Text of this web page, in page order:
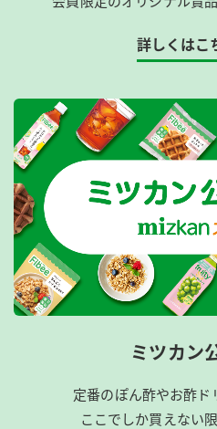
詳しくはこ
ミツカン
定番のぽん酢やお酢ド
ここでしか買えない